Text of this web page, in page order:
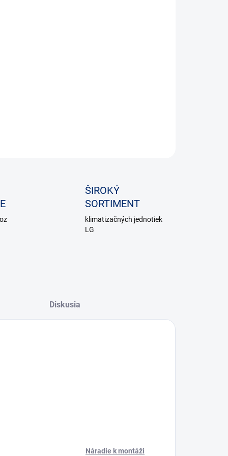
ŠIROKÝ
SORTIMENT
klimatizačných jednotiek
LG
Diskusia
Náradie k montáži